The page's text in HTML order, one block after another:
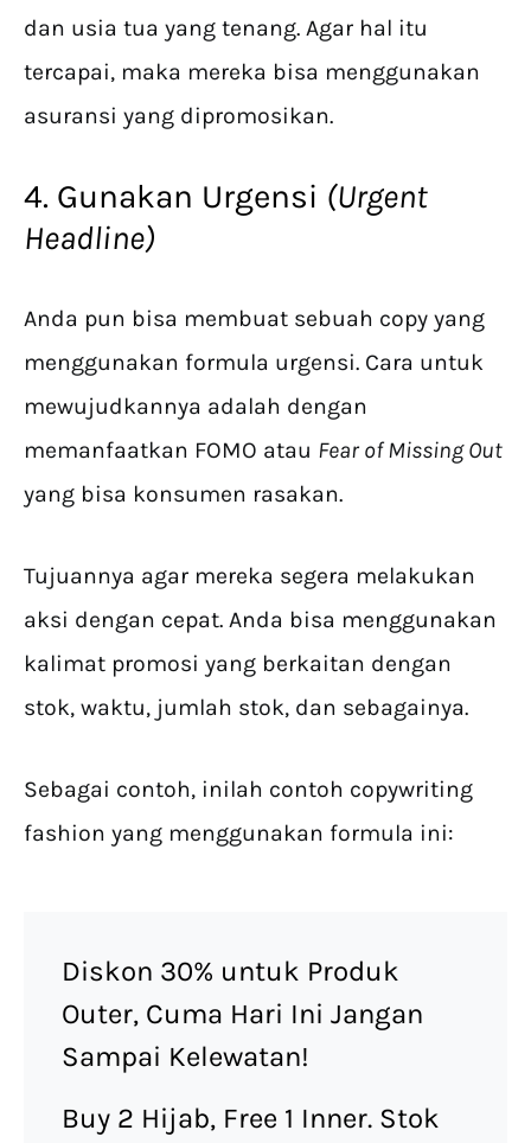
dan usia tua yang tenang. Agar hal itu
tercapai, maka mereka bisa menggunakan
asuransi yang dipromosikan.
4. Gunakan Urgensi (Urgent
Headline)
Anda pun bisa membuat sebuah copy yang
menggunakan formula urgensi. Cara untuk
mewujudkannya adalah dengan
memanfaatkan FOMO atau Fear of Missing Out
yang bisa konsumen rasakan.
Tujuannya agar mereka segera melakukan
aksi dengan cepat. Anda bisa menggunakan
kalimat promosi yang berkaitan dengan
stok, waktu, jumlah stok, dan sebagainya.
Sebagai contoh, inilah contoh copywriting
fashion yang menggunakan formula ini:
Diskon 30% untuk Produk
Outer, Cuma Hari Ini Jangan
Sampai Kelewatan!
Buy 2 Hijab, Free 1 Inner. Stok